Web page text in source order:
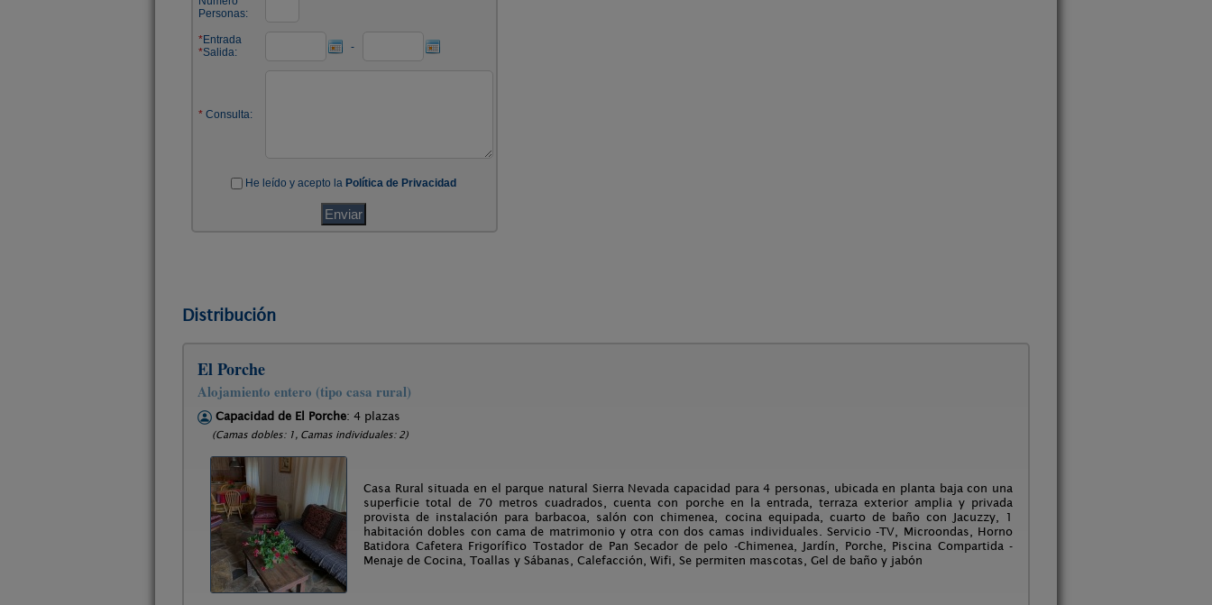
Distribución
El Porche
Alojamiento entero (tipo casa rural)
Capacidad de El Porche: 4 plazas
(Camas dobles: 1, Camas individuales: 2)
Casa Rural situada en el parque natural Sierra Nevada capacidad para 4 personas, ubicada en planta baja con una
superficie total de 70 metros cuadrados, cuenta con porche en la entrada, terraza exterior amplia y privada
provista de instalación para barbacoa, salón con chimenea, cocina equipada, cuarto de baño con Jacuzzy, 1
habitación dobles con cama de matrimonio y otra con dos camas individuales. Servicio -TV, Microondas, Horno
Batidora Cafetera Frigorífico Tostador de Pan Secador de pelo -Chimenea, Jardín, Porche, Piscina Compartida -
Menaje de Cocina, Toallas y Sábanas, Calefacción, Wifi, Se permiten mascotas, Gel de baño y jabón